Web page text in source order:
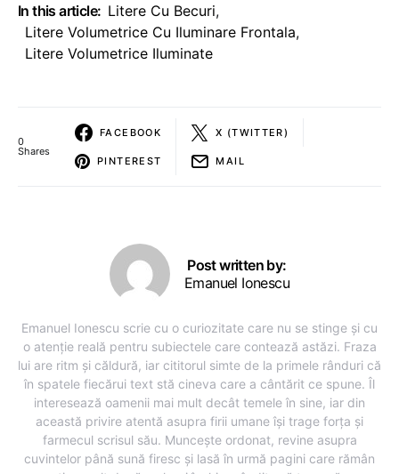
In this article: Litere Cu Becuri,
Litere Volumetrice Cu Iluminare Frontala,
Litere Volumetrice Iluminate
0
Shares
FACEBOOK X (TWITTER)
PINTEREST MAIL
Post written by:
Emanuel Ionescu
Emanuel Ionescu scrie cu o curiozitate care nu se stinge și cu
o atenție reală pentru subiectele care contează astăzi. Fraza
lui are ritm și căldură, iar cititorul simte de la primele rânduri că
în spatele fiecărui text stă cineva care a cântărit ce spune. Îl
interesează oamenii mai mult decât temele în sine, iar din
această privire atentă asupra firii umane își trage forța și
farmecul scrisul său. Muncește ordonat, revine asupra
cuvintelor până sună firesc și lasă în urmă pagini care rămân